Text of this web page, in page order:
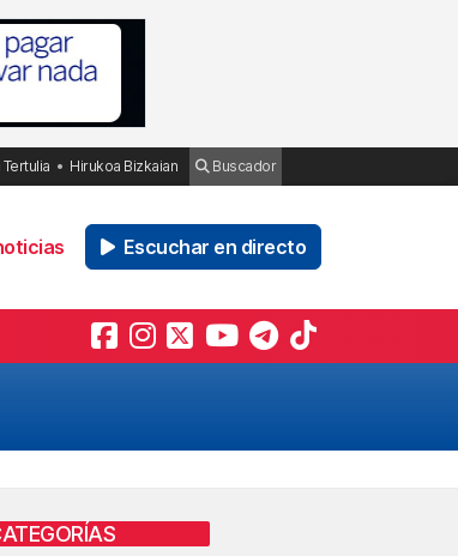
Tertulia Hirukoa Bizkaian Buscador
Escuchar en directo